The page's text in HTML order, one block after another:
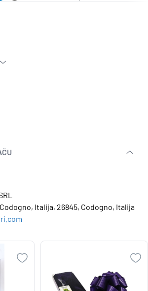
Italija, 26845, Codogno, Italija